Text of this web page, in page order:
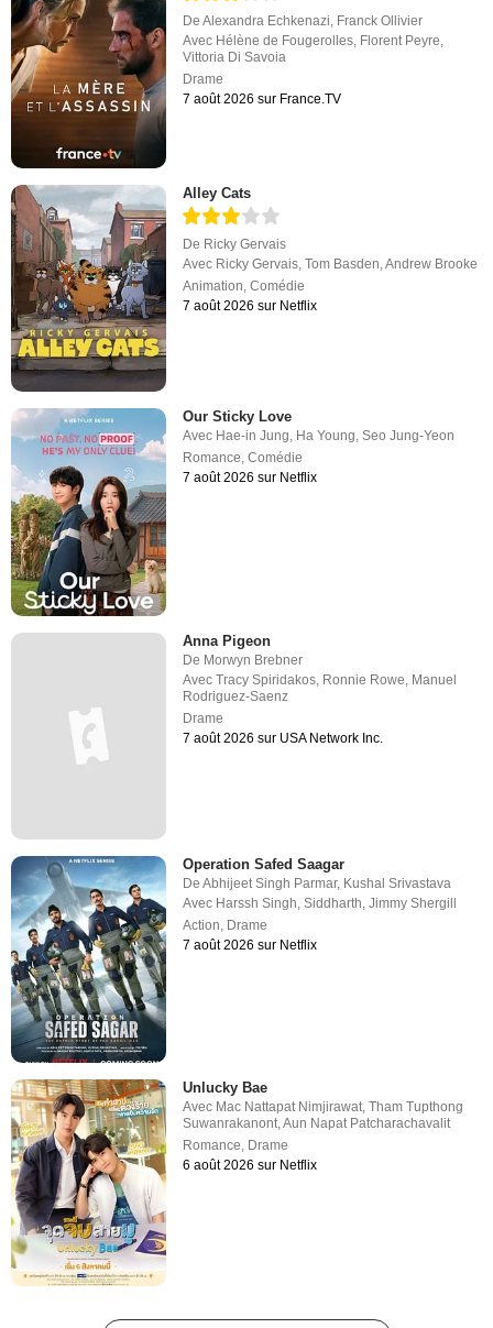
DeAlexandra Echkenazi Franck Ollivier
Avec Hélène de Fougerolles Florent Peyre
Vittoria Di Savoia
Drame
7 août 2026 sur France.TV
Alley Cats
De Ricky Gervais
Avec Ricky Gervais,Tom Basden,Andrew Brooke
Animation,Comédie
7 août 2026 sur Netflix
Our Sticky Love
Avec Hae-in Jung, Ha Young,Seo Jung-Yeon
Romance,Comédie
7 août 2026 sur Netflix
Anna Pigeon
De Morwyn Brebner
AvecTracy Spiridakos Ronnie Rowe Manuel
Rodriguez-Saenz
Drame
7 août 2026 sur USA Network Inc.
Operation Safed Saagar
DeAbhijeet Singh Parmar, Kushal Srivastava
Avec Harssh Singh,Siddharth,Jimmy Shergill
Action, Drame
7 août 2026 sur Netflix
Unlucky Bae
Avec Mac Nattapat Nimjirawat,Tham Tupthong
Suwanrakanont,Aun Napat Patcharachavalit
Romance, Drame
6 août 2026 sur Netflix